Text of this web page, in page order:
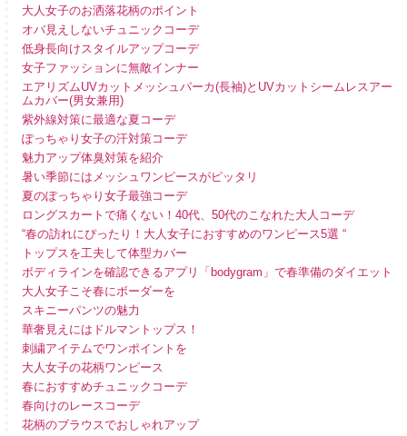
大人女子のお洒落花柄のポイント
オバ見えしないチュニックコーデ
低身長向けスタイルアップコーデ
女子ファッションに無敵インナー
エアリズムUVカットメッシュパーカ(長袖)とUVカットシームレスアー
ムカバー(男女兼用)
紫外線対策に最適な夏コーデ
ぽっちゃり女子の汗対策コーデ
魅力アップ体臭対策を紹介
暑い季節にはメッシュワンピースがピッタリ
夏のぽっちゃり女子最強コーデ
ロングスカートで痛くない！40代、50代のこなれた大人コーデ
“春の訪れにぴったり！大人女子におすすめのワンピース5選 “
トップスを工夫して体型カバー
ボディラインを確認できるアプリ「bodygram」で春準備のダイエット
大人女子こそ春にボーダーを
スキニーパンツの魅力
華奢見えにはドルマントップス！
刺繍アイテムでワンポイントを
大人女子の花柄ワンピース
春におすすめチュニックコーデ
春向けのレースコーデ
花柄のブラウスでおしゃれアップ